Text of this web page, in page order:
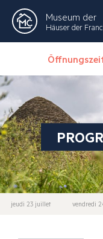
Museum der
Häuser der
jeudi 23 juillet vendredi